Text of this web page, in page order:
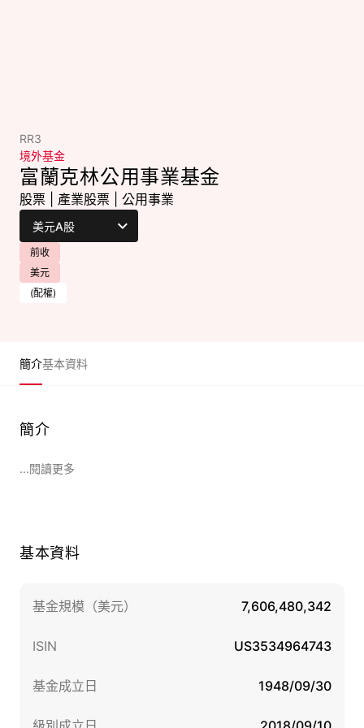
RR3
境外基金
富蘭克林公用事業基金
股票 產業股票 公用事業
前收
美元
(配權)
簡介基本資料
簡介
...閱讀更多
基本資料
基金規模（美元） 7,606,480,342
ISIN US3534964743
基金成立日 1948/09/30